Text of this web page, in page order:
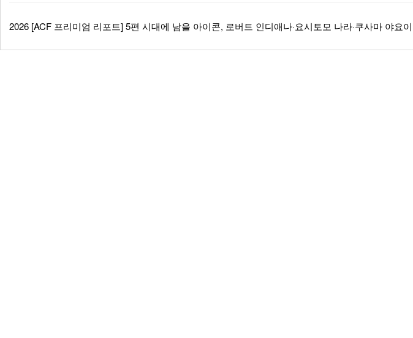
2026 [ACF 프리미엄 리포트] 5편 시대에 남을 아이콘, 로버트 인디애나·요시토모 나라·쿠사마 야요이